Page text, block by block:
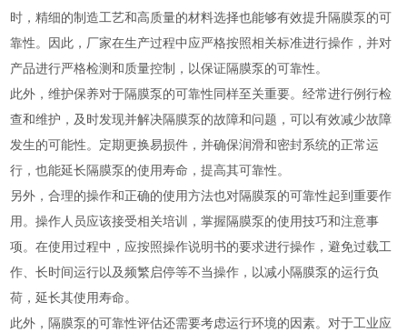
时，精细的制造工艺和高质量的材料选择也能够有效提升隔膜泵的可
靠性。因此，厂家在生产过程中应严格按照相关标准进行操作，并对
产品进行严格检测和质量控制，以保证隔膜泵的可靠性。
此外，维护保养对于隔膜泵的可靠性同样至关重要。经常进行例行检
查和维护，及时发现并解决隔膜泵的故障和问题，可以有效减少故障
发生的可能性。定期更换易损件，并确保润滑和密封系统的正常运
行，也能延长隔膜泵的使用寿命，提高其可靠性。
另外，合理的操作和正确的使用方法也对隔膜泵的可靠性起到重要作
用。操作人员应该接受相关培训，掌握隔膜泵的使用技巧和注意事
项。在使用过程中，应按照操作说明书的要求进行操作，避免过载工
作、长时间运行以及频繁启停等不当操作，以减小隔膜泵的运行负
荷，延长其使用寿命。
此外，隔膜泵的可靠性评估还需要考虑运行环境的因素。对于工业应